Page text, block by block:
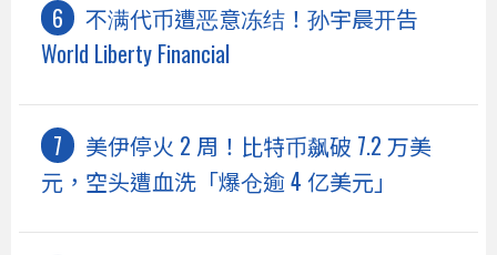
不满代币遭恶意冻结！孙宇晨开告
World Liberty Financial
美伊停火 2 周！比特币飙破 7.2 万美
元，空头遭血洗「爆仓逾 4 亿美元」